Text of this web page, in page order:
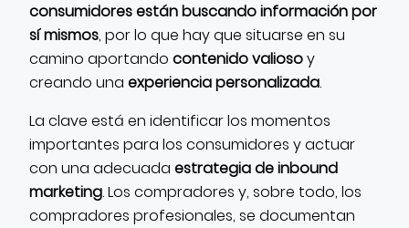
consumidores están buscando información por
sí mismos, por lo que hay que situarse en su
camino aportando contenido valiosoy
creando una experiencia personalizada.
La clave está en identificar los momentos
importantes para los consumidores y actuar
con una adecuada estrategia de inbound
marketing. Los compradores y, sobre todo, los
compradores profesionales, se documentan